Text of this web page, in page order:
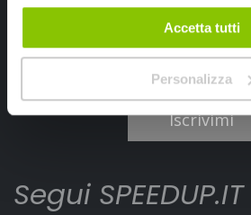
Accetta tutti
Personalizza
Ho letto e accettato il
Iscrivimi
Segui SPEEDUP.IT